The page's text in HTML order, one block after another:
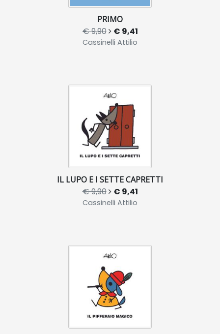
PRIMO
€ 9,90 € 9,41
Cassinelli Attilio
IL LUPO E I SETTE CAPRETTI
€ 9,90 € 9,41
Cassinelli Attilio